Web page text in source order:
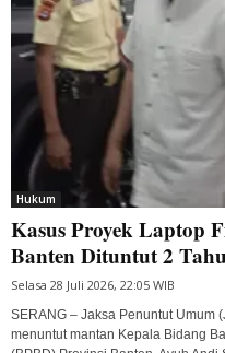
Hukum
Kasus Proyek Laptop
Banten Dituntut 2
Selasa 28 Juli 2026, 22:05 WIB
SERANG – Jaksa Penuntut Umum
menuntut mantan Kepala Bidang